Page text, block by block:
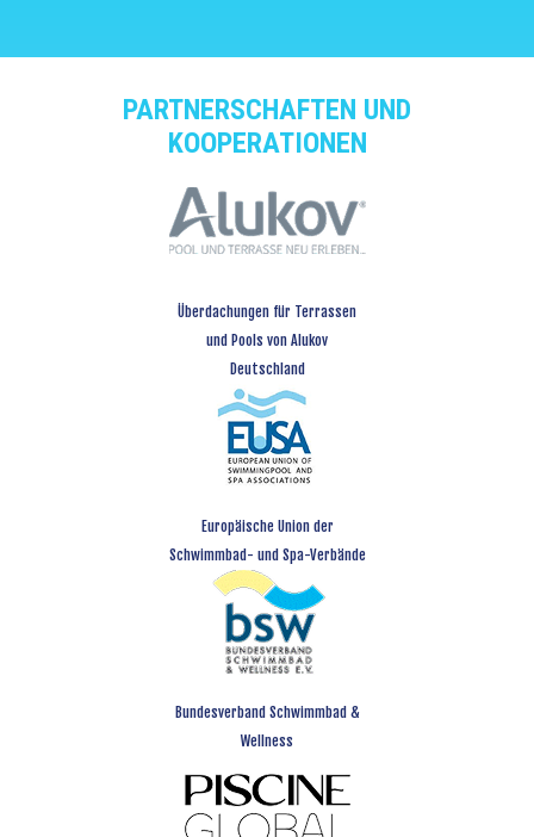
PARTNERSCHAFTEN UND
KOOPERATIONEN
Überdachungen für Terrassen
und Pools von Alukov
Deutschland
Europäische Union der
Schwimmbad- und Spa-Verbände
Bundesverband Schwimmbad &
Wellness